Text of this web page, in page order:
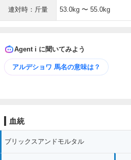
連対時：斤量 53.0kg 〜 55.0kg
Agent i に聞いてみよう
アルデショワ 馬名の意味は？
血統
ブリックスアンドモルタル